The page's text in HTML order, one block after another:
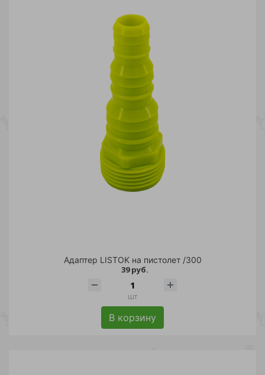
7 180.95 9 564.60
Адаптер LISTOK на пистолет /300
39 руб.
шт
В корзину